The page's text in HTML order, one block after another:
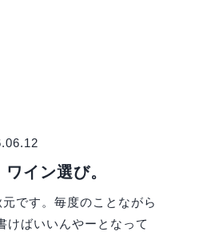
イン選び。
です。毎度のことながら
けばいいんやーとなって